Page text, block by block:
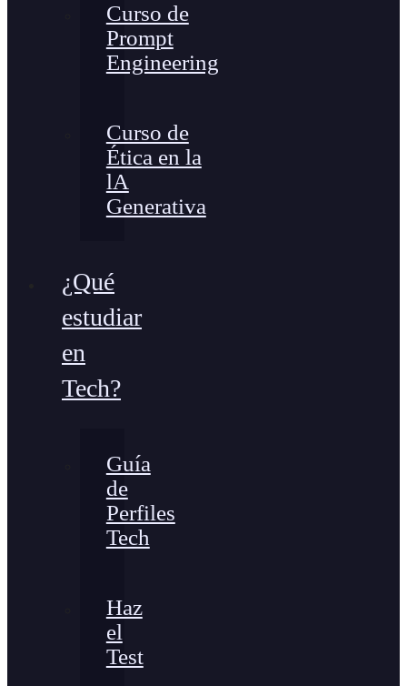
Curso de
Prompt
Engineering
Curso de
Ética en la
lA
Generativa
¿Qué
estudiar
en
Tech?
Guía
de
Perfiles
Tech
Haz
el
Test